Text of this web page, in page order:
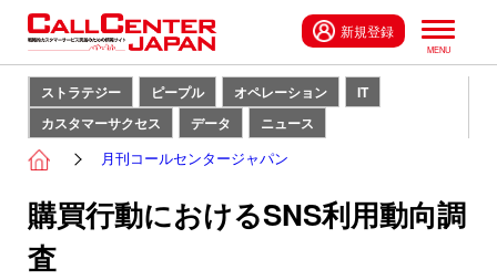
新規登録
ストラテジー ピープル オペレーション
IT
カスタマーサクセス
データ ニュース
月刊コールセンタージャパン
購買行動におけるSNS利用動向調
査